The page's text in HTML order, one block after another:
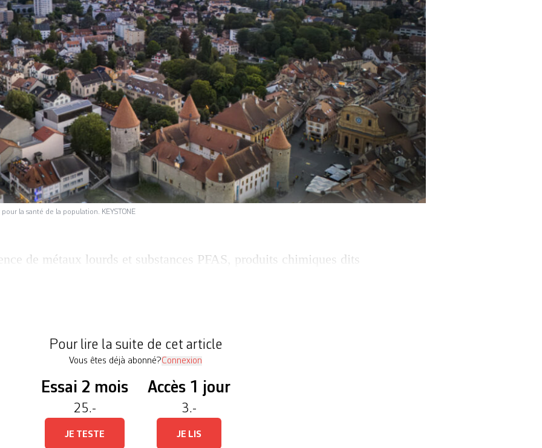
la santé de la population. KEYSTONE
de métaux lourds et substances PFAS, produits chimiques dits
Pour lire la suite de cet article
Vous êtes déjà abonné?Connexion
Essai 2 mois
25.-
JE TESTE
Accès 1 jour
3.-
JE LIS